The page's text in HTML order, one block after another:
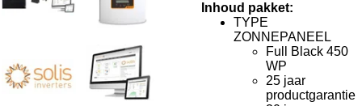
Inhoud pakket:
TYPE
ZONNEPANEEL
Full Black 450
WP
25 jaar
productgarantie